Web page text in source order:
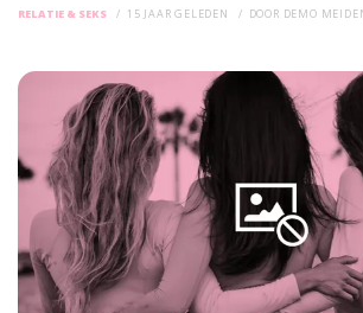
RELATIE & SEKS 15 JAAR GELEDEN DOOR DEMO